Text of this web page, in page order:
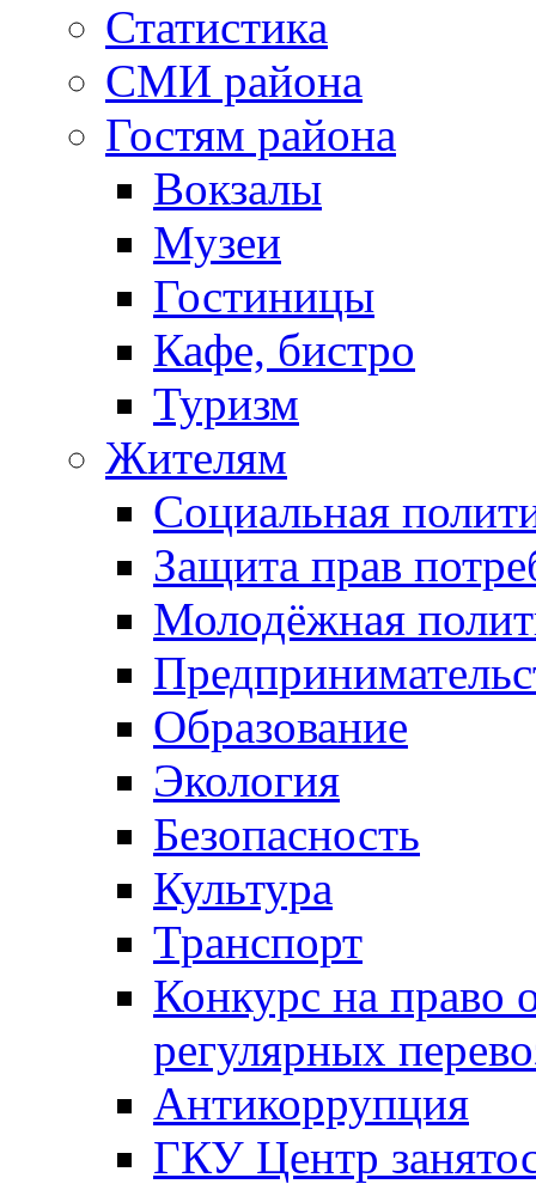
Статистика
СМИ района
Гостям района
Вокзалы
Музеи
Гостиницы
Кафе, бистро
Туризм
Жителям
Социальная
Защита прав
Молодёжная
Образование
Экология
Безопасность
Культура
Транспорт
Конкурс на право
регулярных
Антикоррупция
ГКУ Центр